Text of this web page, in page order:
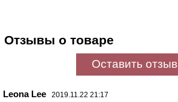
Отзывы о товаре
Оставить отзыв
Leona Lee 2019.11.22 21:17